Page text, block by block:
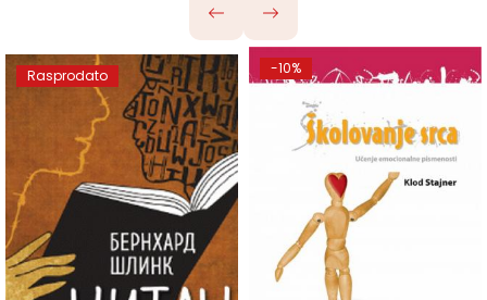
Rasprodato -10%